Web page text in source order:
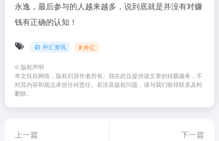
永逸，最后参与的人越来越多，说到底就是并没有对赚
钱有正确的认知！
外汇资讯 # 外汇
© 版权声明
本文转自网络，版权归原作者所有。我在此仅提供该文章的转载服务，不
对其内容和观点承担任何责任。若涉及版权问题，请与我们取得联系及时
删除。
上一篇 下一篇